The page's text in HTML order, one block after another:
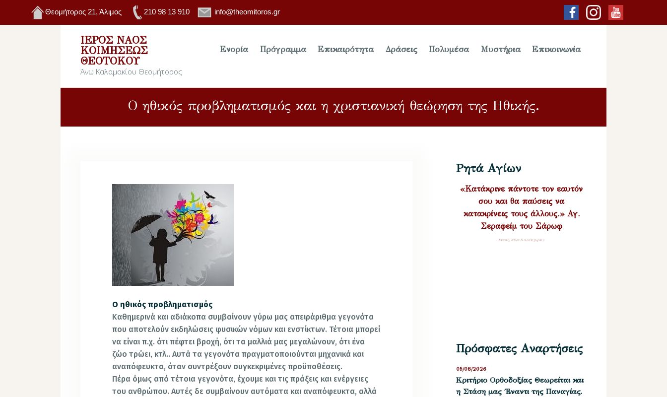
Θεομήτορος 21, Άλιμος 210 98 13 910 info@theomitoros.gr
ΙΕΡΌΣ ΝΑΌΣ
ΚΟΙΜΉΣΕΩΣ
ΘΕΟΤΌΚΟΥ
Άνω Καλαμακίου Θεομήτορος
Ενορία Πρόγραμμα Επικαιρότητα Δράσεις Πολυμέσα Μυστήρια Επικοινωνία
Ο ηθικός προβληματισμός και η χριστιανική θεώρηση της Ηθικής.
Ο ηθικός προβληματισμός
Καθημερινά και αδιάκοπα συμβαίνουν γύρω μας απειράριθμα γεγονότα
που αποτελούν εκδηλώσεις φυσικών νόμων και ενστίκτων. Τέτοια μπορεί
να είναι π.χ. ότι πέφτει βροχή, ότι τα μαλλιά μας μεγαλώνουν, ότι ένα
ζώο τρώει, κτλ.. Αυτά τα γεγονότα πραγματοποιούνται μηχανικά και
αναπόφευκτα, όταν συντρέξουν συγκεκριμένες προϋποθέσεις.
Πέρα όμως από τέτοια γεγονότα, έχουμε και τις πράξεις και ενέργειες
του ανθρώπου. Αυτές δε συμβαίνουν αυτόματα και αναπόφευκτα, αλλά
Ρητά Αγίων
«Κατάκρινε πάντοτε τον εαυτόν
σου και θα παύσεις να
κατακρίνεις τους άλλους.» Αγ.
Σεραφείμ του Σάρωφ
Σύναξη Νέων Παλαιοχωρίου
Πρόσφατες Αναρτήσεις
Kριτήριο Oρθοδοξίας Θεωρείται και
η Στάση μας ΄Εναντι της Παναγίας.
05/08/2026